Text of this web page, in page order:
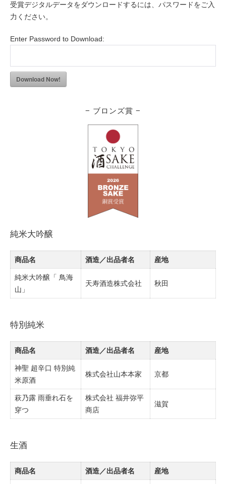
受賞デジタルデータをダウンロードするには、パスワードをご入
力ください。
Enter Password to Download:
Download Now!
− ブロンズ賞 −
純米大吟醸
商品名 酒造／出品者名 産地
純米大吟醸「 鳥海
山」
天寿酒造株式会社 秋田
特別純米
商品名 酒造／出品者名 産地
神聖 超辛口 特別純
米原酒
株式会社山本本家 京都
萩乃露 雨垂れ石を
穿つ
株式会社 福井弥平
商店
滋賀
生酒
商品名 酒造／出品者名 産地